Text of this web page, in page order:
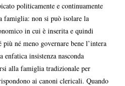
politicamente e continuamente
famiglia: non si può isolare la
in cui è inserita e quindi
né meno governare bene l’intera
insistenza nasconda
alla famiglia tradizionale per
ai canoni clericali. Quando